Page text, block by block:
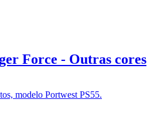
Force - Outras cores